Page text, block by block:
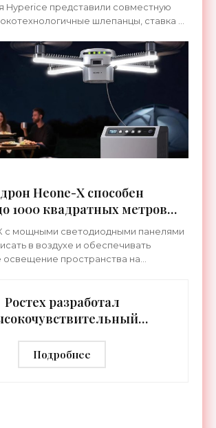
Hyperice представили совместную
шлепанцы, ставка в
Heone-X способен
1000 квадратных метров
с мощными светодиодными панелями
в воздухе и обеспечивать
пространства на
Ростех разработал
распознавания до 2 км
- «Гаджеты»
Подробнее